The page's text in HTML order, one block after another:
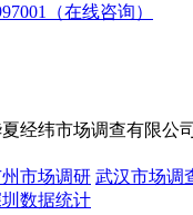
（在线咨询）
经纬市场调查有限公司
州市场调研 武汉市场调
数据统计